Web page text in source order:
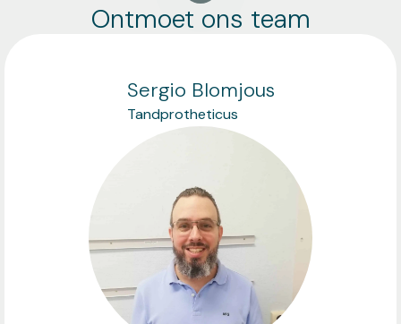
Ontmoet ons team
Sergio Blomjous
Tandprotheticus